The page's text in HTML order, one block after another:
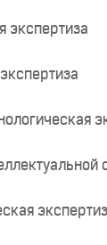
экспертиза